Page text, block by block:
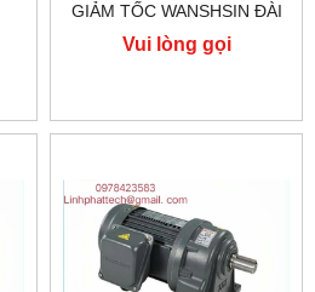
GIẢM TỐC WANSHSIN ĐÀI
LOAN GH40-2200-3S /
2.2KW 2200W 3HP
Vui lòng gọi